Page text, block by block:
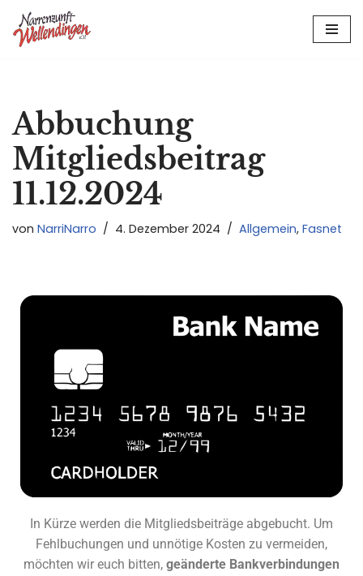
Zum
Abbuchung
Mitgliedsbeitrag
11.12.2024
von NarriNarro 4. Dezember 2024 Allgemein, Fasnet
In Kürze werden die Mitgliedsbeiträge abgebucht. Um
Fehlbuchungen und unnötige Kosten zu vermeiden,
möchten wir euch bitten, geänderte Bankverbindungen